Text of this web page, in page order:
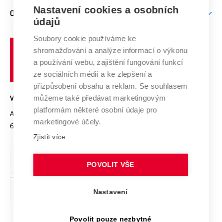
E-přihláška
Doktorské studium
Podpora podnikání
Mezinárodní vědecká rada
Systém zajišťování kvality výzkumu
Výzkumné infrastruktury
Transfer znalostí
Open Science
Projekty
Projekty ze strukturálních fondů
Specifický výzkum
Firemní spolupráce
Zahraniční spolupráce
Spolupráce se školami
Mezinárodní dohody
Univerzitní sítě
O UNIVERZITĚ
Profil univerzity
Udržitelná univerzita
Podnikavá univerzita / ContriBUTe
Bezpečná univerzita
Vyznamenání
Organizační struktura
Ochrana osobních údajů
odkaz)
učení
technické
Brně
VYSOKÉ UČENÍ TECHNICKÉ V BRNĚ
Antonínská 548/1
602 00 Brno
www.vut.cz
vut@vutbr.cz
Nastavení cookies a osobních
údajů
Soubory cookie používáme ke
shromažďování a analýze informací o výkonu
a používání webu, zajištění fungování funkcí
ze sociálních médií a ke zlepšení a
přizpůsobení obsahu a reklam. Se souhlasem
můžeme také předávat marketingovým
platformám některé osobní údaje pro
marketingové účely.
Zjistit více
POVOLIT VŠE
Nastavení
Povolit pouze nezbytné